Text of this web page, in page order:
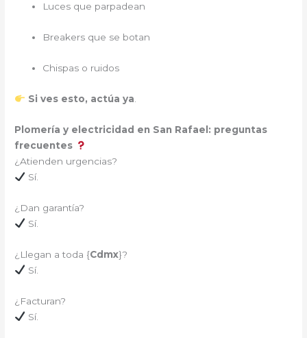
Luces que parpadean
Breakers que se botan
Chispas o ruidos
Si ves esto, actúa ya
Plomería y electricidad en San Rafael: preguntas
frecuentes
¿Atienden urgencias?
Sí.
¿Dan garantía?
Sí.
¿Llegan a toda {Cdmx}?
Sí.
¿Facturan?
Sí.